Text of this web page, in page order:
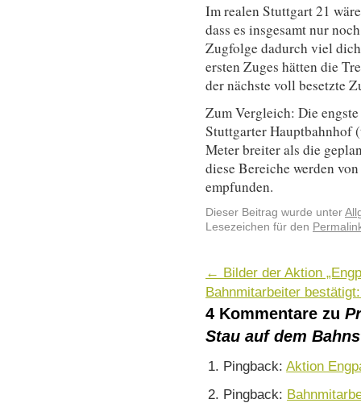
Im realen Stuttgart 21
dass es insgesamt nur
Zugfolge dadurch viel
ersten Zuges hätten die
der nächste voll besetzte
Zum Vergleich: Die
Stuttgarter Hauptbahnhof
Meter breiter als die
diese Bereiche werden
empfunden.
Dieser Beitrag wurde unter
Lesezeichen für den
← Bilder der Aktion
Bahnmitarbeiter
4 Kommentare zu
Stau auf dem
Pingback:Aktion
Pingback: